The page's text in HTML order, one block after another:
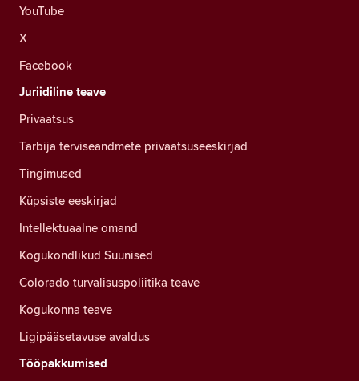
YouTube
X
Facebook
Juriidiline teave
Privaatsus
Tarbija terviseandmete privaatsuseeskirjad
Tingimused
Küpsiste eeskirjad
Intellektuaalne omand
Kogukondlikud Suunised
Colorado turvalisuspoliitika teave
Kogukonna teave
Ligipääsetavuse avaldus
Tööpakkumised